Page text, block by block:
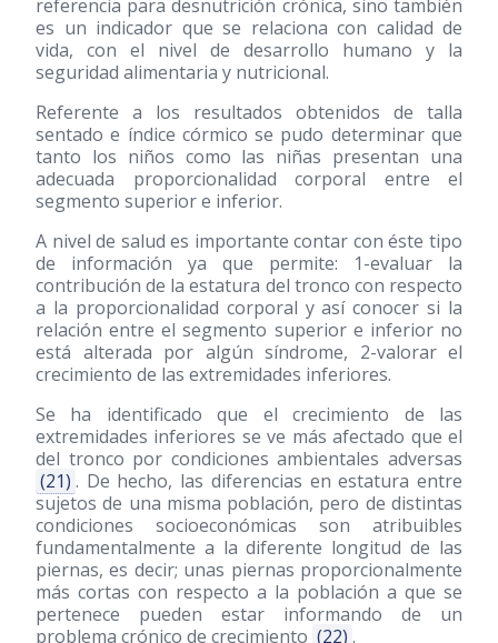
referencia para desnutrición crónica, sino también
es un indicador que se relaciona con calidad de
vida, con el nivel de desarrollo humano y la
seguridad alimentaria y nutricional.
Referente a los resultados obtenidos de talla
sentado e índice córmico se pudo determinar que
tanto los niños como las niñas presentan una
adecuada proporcionalidad corporal entre el
segmento superior e inferior.
A nivel de salud es importante contar con éste tipo
de información ya que permite: 1-evaluar la
contribución de la estatura del tronco con respecto
a la proporcionalidad corporal y así conocer si la
relación entre el segmento superior e inferior no
está alterada por algún síndrome, 2-valorar el
crecimiento de las extremidades inferiores.
Se ha identificado que el crecimiento de las
extremidades inferiores se ve más afectado que el
del tronco por condiciones ambientales adversas
(21) . De hecho, las diferencias en estatura entre
sujetos de una misma población, pero de distintas
condiciones socioeconómicas son atribuibles
fundamentalmente a la diferente longitud de las
piernas, es decir; unas piernas proporcionalmente
más cortas con respecto a la población a que se
pertenece pueden estar informando de un
problema crónico de crecimiento (22) .